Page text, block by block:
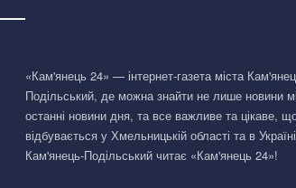
«Кам'янець 24» — інтернет-газета міста
Подільський, де можна знайти не лише новини
останні новини дня, та все важливе та цікаве,
відбувається у Хмельницькій області та в
Кам'янець-Подільський читає «Кам'янець 24»!